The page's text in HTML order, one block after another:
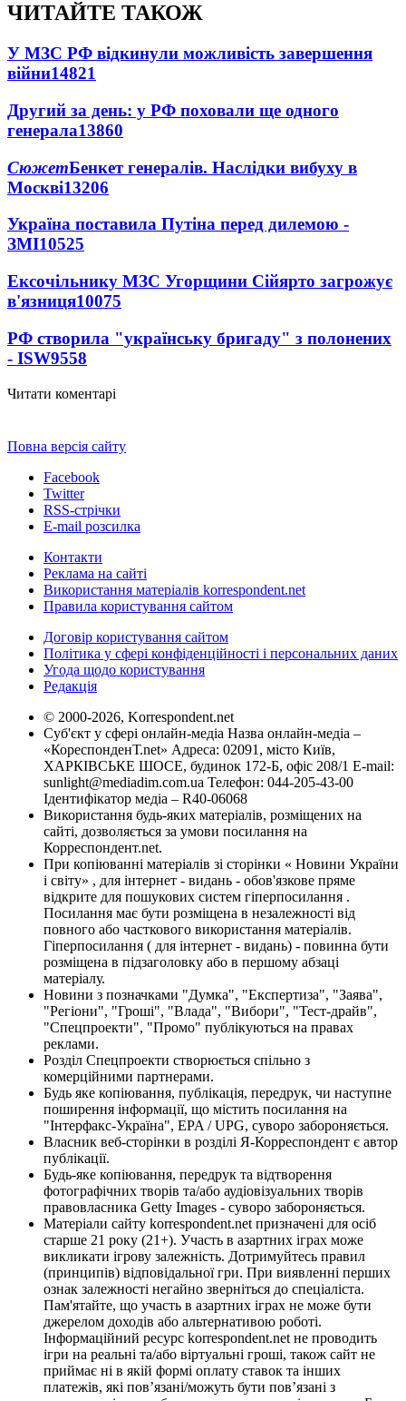
ЧИТАЙТЕ ТАКОЖ
У МЗС РФ відкинули можливість завершення
війни14821
Другий за день: у РФ поховали ще одного
генерала13860
СюжетБенкет генералів. Наслідки вибуху в
Москві13206
Україна поставила Путіна перед дилемою -
ЗМІ10525
Ексочільнику МЗС Угорщини Сійярто загрожує
в'язниця10075
РФ створила "українську бригаду" з полонених
- ISW9558
Читати коментарі
Повна версія сайту
Facebook
Twitter
RSS-стрічки
E-mail розсилка
Контакти
Реклама на сайті
Використання матеріалів korrespondent.net
Правила користування сайтом
Договір користування сайтом
Політика у сфері конфіденційності і персональних даних
Угода щодо користування
Редакція
© 2000-2026, Korrespondent.net
Суб'єкт у сфері онлайн-медіа Назва онлайн-медіа –
«КореспонденТ.net» Адреса: 02091, місто Київ,
ХАРКІВСЬКЕ ШОСЕ, будинок 172-Б, офіс 208/1 E-mail:
sunlight@mediadim.com.ua Телефон: 044-205-43-00
Ідентифікатор медіа – R40-06068
Використання будь-яких матеріалів, розміщених на
сайті, дозволяється за умови посилання на
Корреспондент.net.
При копіюванні матеріалів зі сторінки « Новини України
і світу» , для інтернет - видань - обов'язкове пряме
відкрите для пошукових систем гіперпосилання .
Посилання має бути розміщена в незалежності від
повного або часткового використання матеріалів.
Гіперпосилання ( для інтернет - видань) - повинна бути
розміщена в підзаголовку або в першому абзаці
матеріалу.
Новини з позначками "Думка", "Експертиза", "Заява",
"Регіони", "Гроші", "Влада", "Вибори", "Тест-драйв",
"Спецпроекти", "Промо" публікуються на правах
реклами.
Розділ Спецпроекти створюється спільно з
комерційними партнерами.
Будь яке копіювання, публікація, передрук, чи наступне
поширення інформації, що містить посилання на
"Інтерфакс-Україна", EPA / UPG, суворо забороняється.
Власник веб-сторінки в розділі Я-Корреспондент є автор
публікації.
Будь-яке копіювання, передрук та відтворення
фотографічних творів та/або аудіовізуальних творів
правовласника Getty Images - суворо забороняється.
Матеріали сайту korrespondent.net призначені для осіб
старше 21 року (21+). Участь в азартних іграх може
викликати ігрову залежність. Дотримуйтесь правил
(принципів) відповідальної гри. При виявленні перших
ознак залежності негайно зверніться до спеціаліста.
Пам'ятайте, що участь в азартних іграх не може бути
джерелом доходів або альтернативою роботі.
Інформаційний ресурс korrespondent.net не проводить
ігри на реальні та/або віртуальні гроші, також сайт не
приймає ні в якій формі оплату ставок та інших
платежів, які пов’язані/можуть бути пов’язані з